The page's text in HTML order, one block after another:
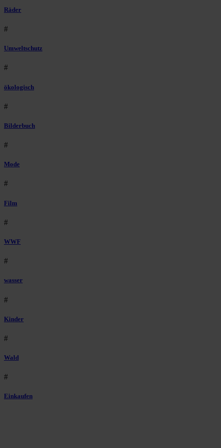
Räder
#
Umweltschutz
#
ökologisch
#
Bilderbuch
#
Mode
#
Film
#
WWF
#
wasser
#
Kinder
#
Wald
#
Einkaufen